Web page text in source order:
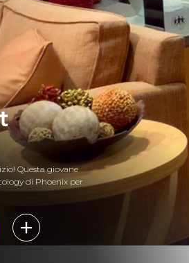
Questa giovane
di Phoenix per